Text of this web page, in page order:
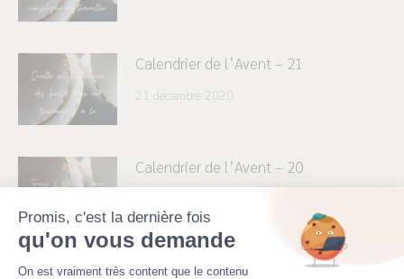
Calendrier de l’Avent – 21
21 décembre 2020
Calendrier de l’Avent – 20
Calendrier de l’Avent – 19
Promis, c'est la dernière fois
qu'on vous demande
Plateforme de Gestion du
On est vraiment très content que le contenu